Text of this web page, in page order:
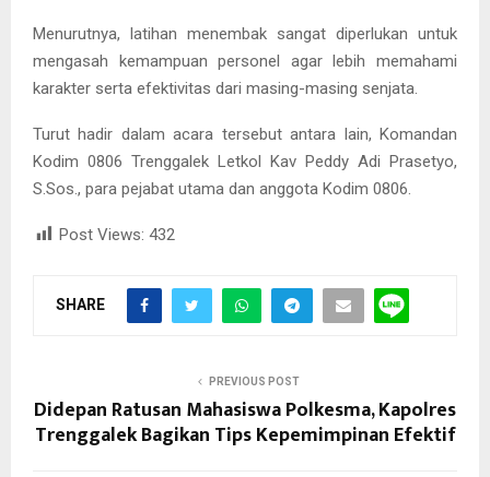
Menurutnya, latihan menembak sangat diperlukan untuk
mengasah kemampuan personel agar lebih memahami
karakter serta efektivitas dari masing-masing senjata.
Turut hadir dalam acara tersebut antara lain, Komandan
Kodim 0806 Trenggalek Letkol Kav Peddy Adi Prasetyo,
S.Sos., para pejabat utama dan anggota Kodim 0806.
Post Views: 432
SHARE
PREVIOUS POST
Didepan Ratusan Mahasiswa Polkesma, Kapolres
Trenggalek Bagikan Tips Kepemimpinan Efektif